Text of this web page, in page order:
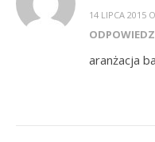
14 LIPCA 2015
ODPOWIEDZ
aranżacja